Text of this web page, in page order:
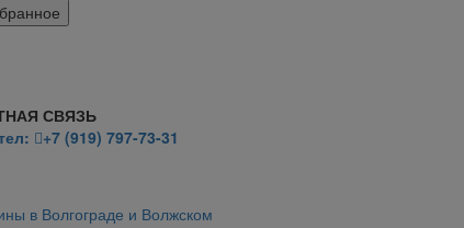
СВЯЗЬ
+7 (919) 797-73-31
в Волгограде и Волжском